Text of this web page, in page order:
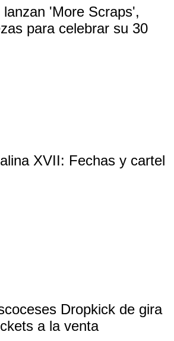
'More Scraps',
para celebrar su 30
XVII: Fechas y cartel
Dropkick de gira
a la venta